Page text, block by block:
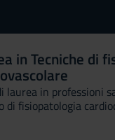
in Tecniche di
laurea in professioni
di fisiopatologia